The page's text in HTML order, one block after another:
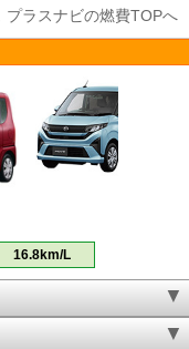
ラスナビの燃費TOPへ
16.8km/L